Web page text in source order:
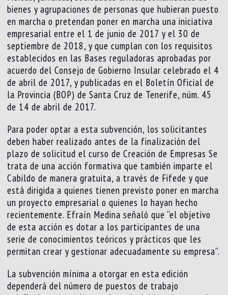
bienes y agrupaciones de personas que hubieran puesto
en marcha o pretendan poner en marcha una iniciativa
empresarial entre el 1 de junio de 2017 y el 30 de
septiembre de 2018, y que cumplan con los requisitos
establecidos en las Bases reguladoras aprobadas por
acuerdo del Consejo de Gobierno Insular celebrado el 4
de abril de 2017, y publicadas en el Boletín Oficial de
la Provincia (BOP) de Santa Cruz de Tenerife, núm. 45
de 14 de abril de 2017.
Para poder optar a esta subvención, los solicitantes
deben haber realizado antes de la finalización del
plazo de solicitud el curso de Creación de Empresas Se
trata de una acción formativa que también imparte el
Cabildo de manera gratuita, a través de Fifede y que
está dirigida a quienes tienen previsto poner en marcha
un proyecto empresarial o quienes lo hayan hecho
recientemente. Efraín Medina señaló que “el objetivo
de esta acción es dotar a los participantes de una
serie de conocimientos teóricos y prácticos que les
permitan crear y gestionar adecuadamente su empresa”.
La subvención mínima a otorgar en esta edición
dependerá del número de puestos de trabajo